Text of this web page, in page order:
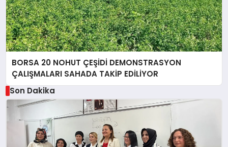
BORSA 20 NOHUT ÇEŞİDİ DEMONSTRASYON
ÇALIŞMALARI SAHADA TAKİP EDİLİYOR
Son Dakika